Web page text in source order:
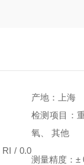
产地：上海
检测项目：
氧、 其他
RI / 0.0
测量精度：±